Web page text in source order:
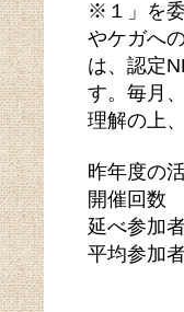
※１」を
やケガへ
は、認定
す。毎月
理解の上
昨年度の
開催回数
延べ参加
平均参加